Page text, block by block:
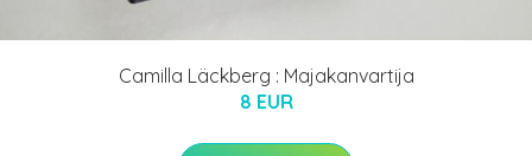
Camilla Läckberg : Majakanvartija
8 EUR